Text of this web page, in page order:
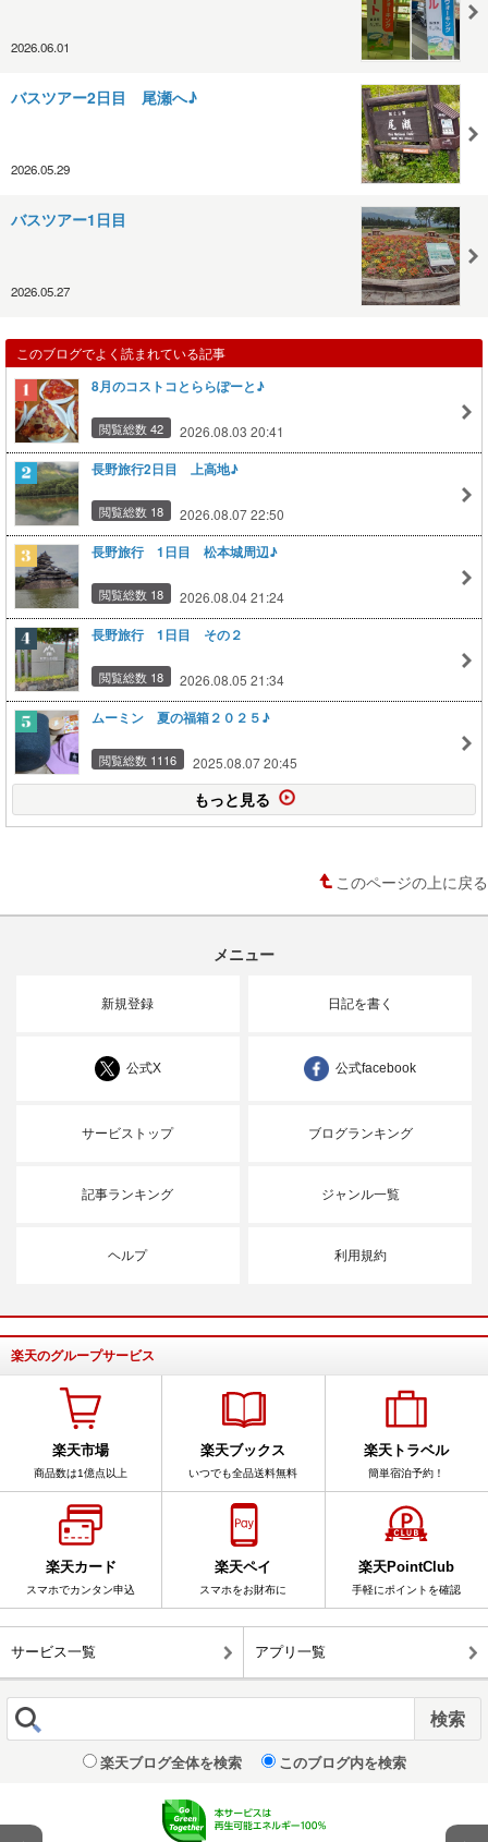
2026.06.01
バスツアー2日目 尾瀬へ♪
2026.05.29
バスツアー1日目
2026.05.27
このブログでよく読まれている記事
8月のコストコとららぽーと♪
閲覧総数 42 2026.08.03 20:41
長野旅行2日目 上高地♪
閲覧総数 18 2026.08.07 22:50
長野旅行 1日目 松本城周辺♪
閲覧総数 18 2026.08.04 21:24
長野旅行 1日目 その２
閲覧総数 18 2026.08.05 21:34
ムーミン 夏の福箱２０２５♪
閲覧総数 1116 2025.08.07 20:45
もっと見る
このページの上に戻る
メニュー
新規登録 日記を書く
公式X 公式facebook
サービストップ ブログランキング
記事ランキング ジャンル一覧
ヘルプ 利用規約
楽天のグループサービス
楽天市場
商品数は1億点以上
楽天ブックス
いつでも全品送料無料
楽天トラベル
簡単宿泊予約！
楽天カード
スマホでカンタン申込
楽天ペイ
スマホをお財布に
楽天PointClub
手軽にポイントを確認
サービス一覧 アプリ一覧
楽天ブログ全体を検索 このブログ内を検索